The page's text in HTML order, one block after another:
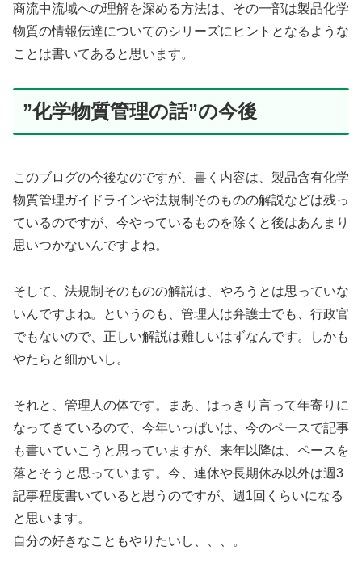
商流中流域への理解を深める方法は、その一部は製品化学
物質の情報伝達についてのシリーズにヒントとなるような
ことは書いてあると思います。
”化学物質管理の話”の今後
このブログの今後なのですが、書く内容は、製品含有化学
物質管理ガイドラインや法規制そのものの解説などは残っ
ているのですが、今やっているものを除くと後はあんまり
思いつかないんですよね。
そして、法規制そのものの解説は、やろうとは思っていな
いんですよね。というのも、管理人は弁護士でも、行政官
でもないので、正しい解説は難しいはずなんです。しかも
やたらと細かいし。
それと、管理人の体です。まあ、はっきり言って年寄りに
なってきているので、今年いっぱいは、今のペースで記事
も書いていこうと思っていますが、来年以降は、ペースを
落とそうと思っています。今、連休や長期休み以外は週3
記事程度書いていると思うのですが、週1回くらいになる
と思います。
自分の好きなこともやりたいし、、、。